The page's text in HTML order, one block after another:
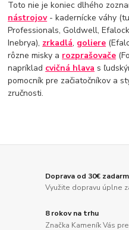
Toto nie je koniec dlhého
nástrojov- kadernícke váhy
Professionals, Goldwell,
Inebrya), zrkadlá, goliere
rôzne misky a rozprašovače
napríklad cvičná hlava s
pomocník pre začiatočníkov a
zručnosti.
Doprava od 30€
Využite dopravu úplne
8 rokov na trhu
Značka Kameník Vás